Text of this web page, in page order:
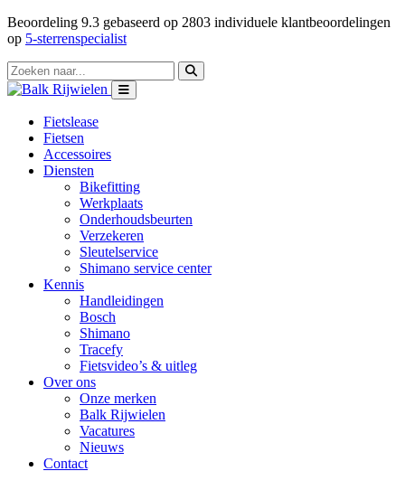
Beoordeling 9.3 gebaseerd op 2803 individuele klantbeoordelingen
op 5-sterrenspecialist
Fietslease
Fietsen
Accessoires
Diensten
Bikefitting
Werkplaats
Onderhoudsbeurten
Verzekeren
Sleutelservice
Shimano service center
Kennis
Handleidingen
Bosch
Shimano
Tracefy
Fietsvideo’s & uitleg
Over ons
Onze merken
Balk Rijwielen
Vacatures
Nieuws
Contact